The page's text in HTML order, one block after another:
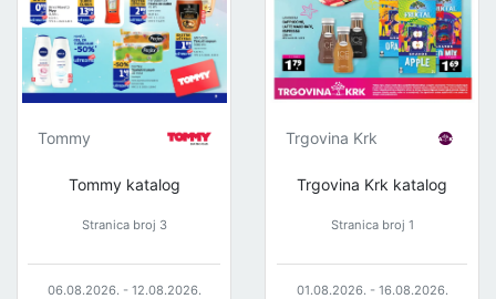
Tommy
Tommy katalog
Stranica broj 3
06.08.2026. - 12.08.2026.
Trgovina Krk
Trgovina Krk katalog
Stranica broj 1
01.08.2026. - 16.08.2026.